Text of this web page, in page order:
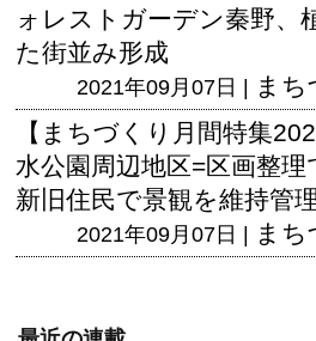
ォレストガーデン秦野、
た街並み形成
2021年09月07日 | まち
【まちづくり月間特集
水公園周辺地区=区画整理
新旧住民で景観を維持管理
2021年09月07日 | まち